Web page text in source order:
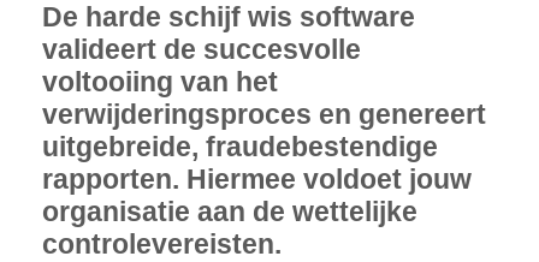
De harde schijf wis software
valideert de succesvolle
voltooiing van het
verwijderingsproces en genereert
uitgebreide, fraudebestendige
rapporten. Hiermee voldoet jouw
organisatie aan de wettelijke
controlevereisten.